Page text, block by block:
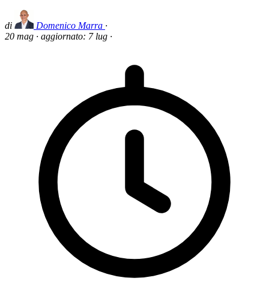
di Domenico Marra ·
20 mag · aggiornato: 7 lug ·